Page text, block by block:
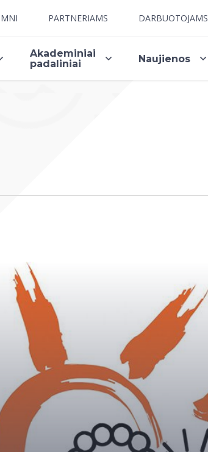
PARTNERIAMS DARBUOTOJAMS
Akademiniai
padaliniai
Naujienos